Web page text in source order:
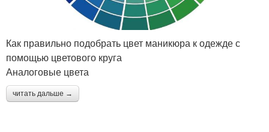
Как правильно подобрать цвет маникюра к одежде с
помощью цветового круга
Аналоговые цвета
читать дальше →